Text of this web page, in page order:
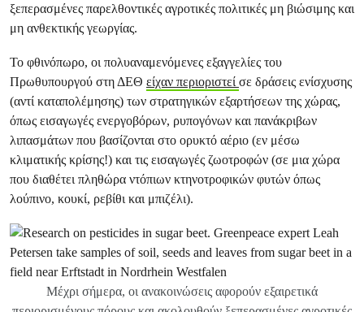
ξεπερασμένες παρελθοντικές αγροτικές πολιτικές μη βιώσιμης και
μη ανθεκτικής γεωργίας.
Το φθινόπωρο, οι πολυαναμενόμενες εξαγγελίες του
Πρωθυπουργού στη ΔΕΘ είχαν περιοριστείσε δράσεις ενίσχυσης
(αντί καταπολέμησης) των στρατηγικών εξαρτήσεων της χώρας,
όπως εισαγωγές ενεργοβόρων, ρυπογόνων και πανάκριβων
λιπασμάτων που βασίζονται στο ορυκτό αέριο (εν μέσω
κλιματικής κρίσης!) και τις εισαγωγές ζωοτροφών (σε μια χώρα
που διαθέτει πληθώρα ντόπιων κτηνοτροφικών φυτών όπως
λούπινο, κουκί, ρεβίθι και μπιζέλι).
Μέχρι σήμερα, οι ανακοινώσεις αφορούν εξαιρετικά